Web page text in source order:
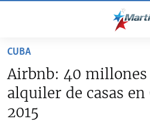
accesibilidad
al
contenido
principal
CUBA
ESTADOS UNIDOS
CUBA
Airbnb: 40 millones
alquiler de casas en
2015